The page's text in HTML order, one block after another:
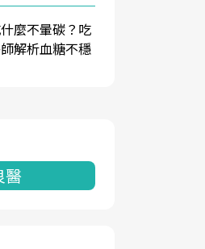
麼不暈碳？吃
解析血糖不穩
醫